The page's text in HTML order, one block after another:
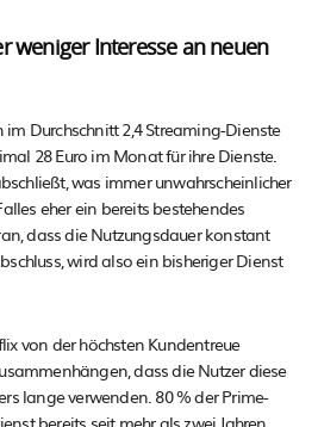
weniger Interesse an neuen
Durchschnitt 2,4 Streaming-Dienste
28 Euro im Monat für ihre Dienste.
was immer unwahrscheinlicher
eher ein bereits bestehendes
dass die Nutzungsdauer konstant
wird also ein bisheriger Dienst
von der höchsten Kundentreue
dass die Nutzer diese
lange verwenden. 80 % der Prime-